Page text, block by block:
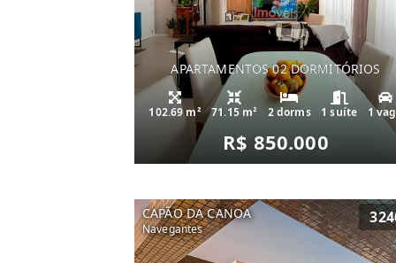
APARTAMENTOS 02 DORMITÓRIOS
102.69 m² 71.15 m² 2 dorms 1 suíte 1
R$ 850.000
CAPÃO DA CANOA
Navegantes